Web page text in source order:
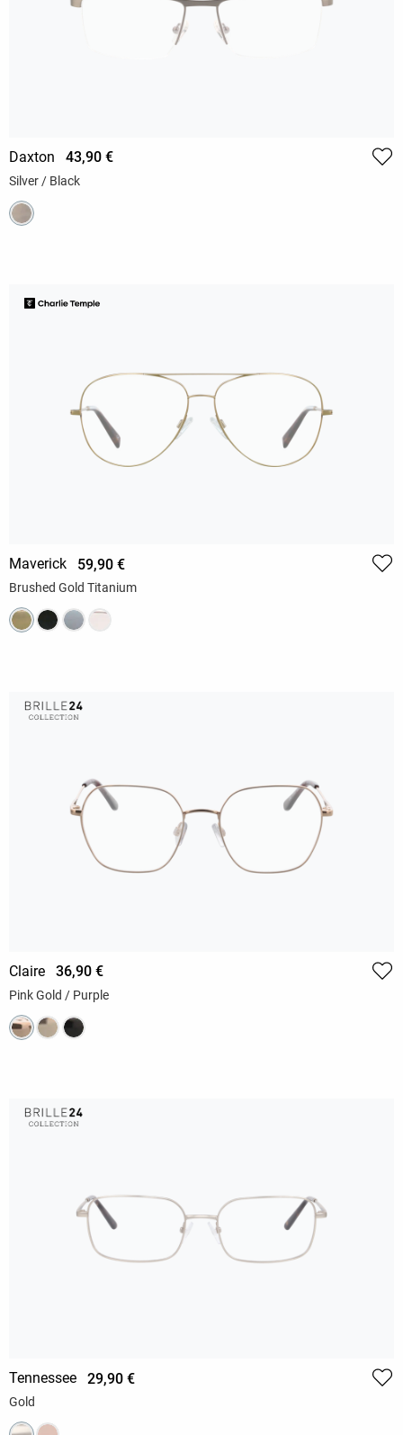
Daxton 43,90 €
Silver / Black
Maverick 59,90 €
Brushed Gold Titanium
Claire 36,90 €
Pink Gold / Purple
Tennessee 29,90 €
Gold